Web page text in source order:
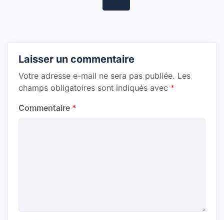
Laisser un commentaire
Votre adresse e-mail ne sera pas publiée. Les
champs obligatoires sont indiqués avec *
Commentaire *